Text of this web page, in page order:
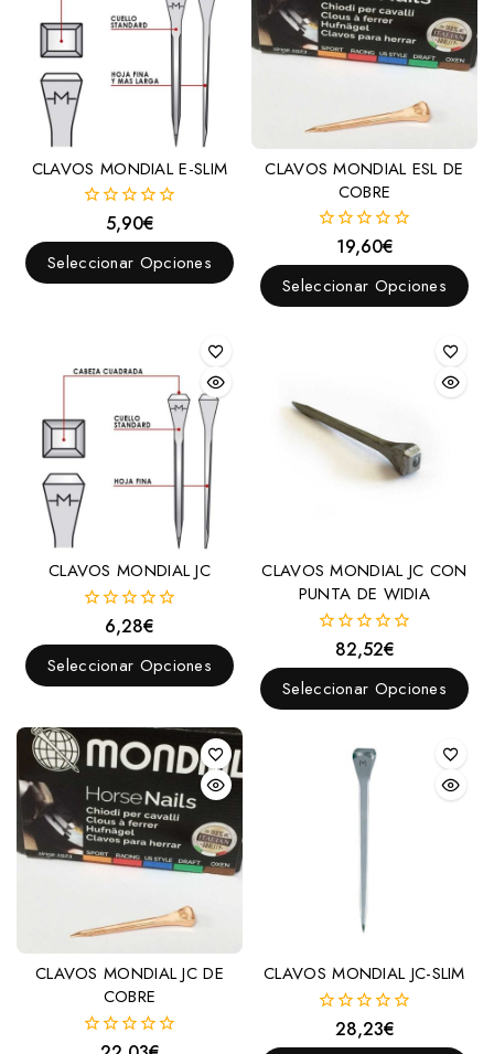
CLAVOS MONDIAL E-SLIM
fuera
de
5,90€
Seleccionar Opciones
CLAVOS MONDIAL ESL DE
COBRE
fuera
de
19,60€
Seleccionar Opciones
CLAVOS MONDIAL JC
fuera
de
6,28€
Seleccionar Opciones
CLAVOS MONDIAL JC CON
PUNTA DE WIDIA
fuera
de
82,52€
Seleccionar Opciones
CLAVOS MONDIAL JC DE
COBRE
CLAVOS MONDIAL JC-SLIM
fuera
28,23€